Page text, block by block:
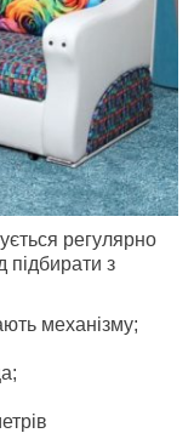
регулярно
підбирати з
механізму;